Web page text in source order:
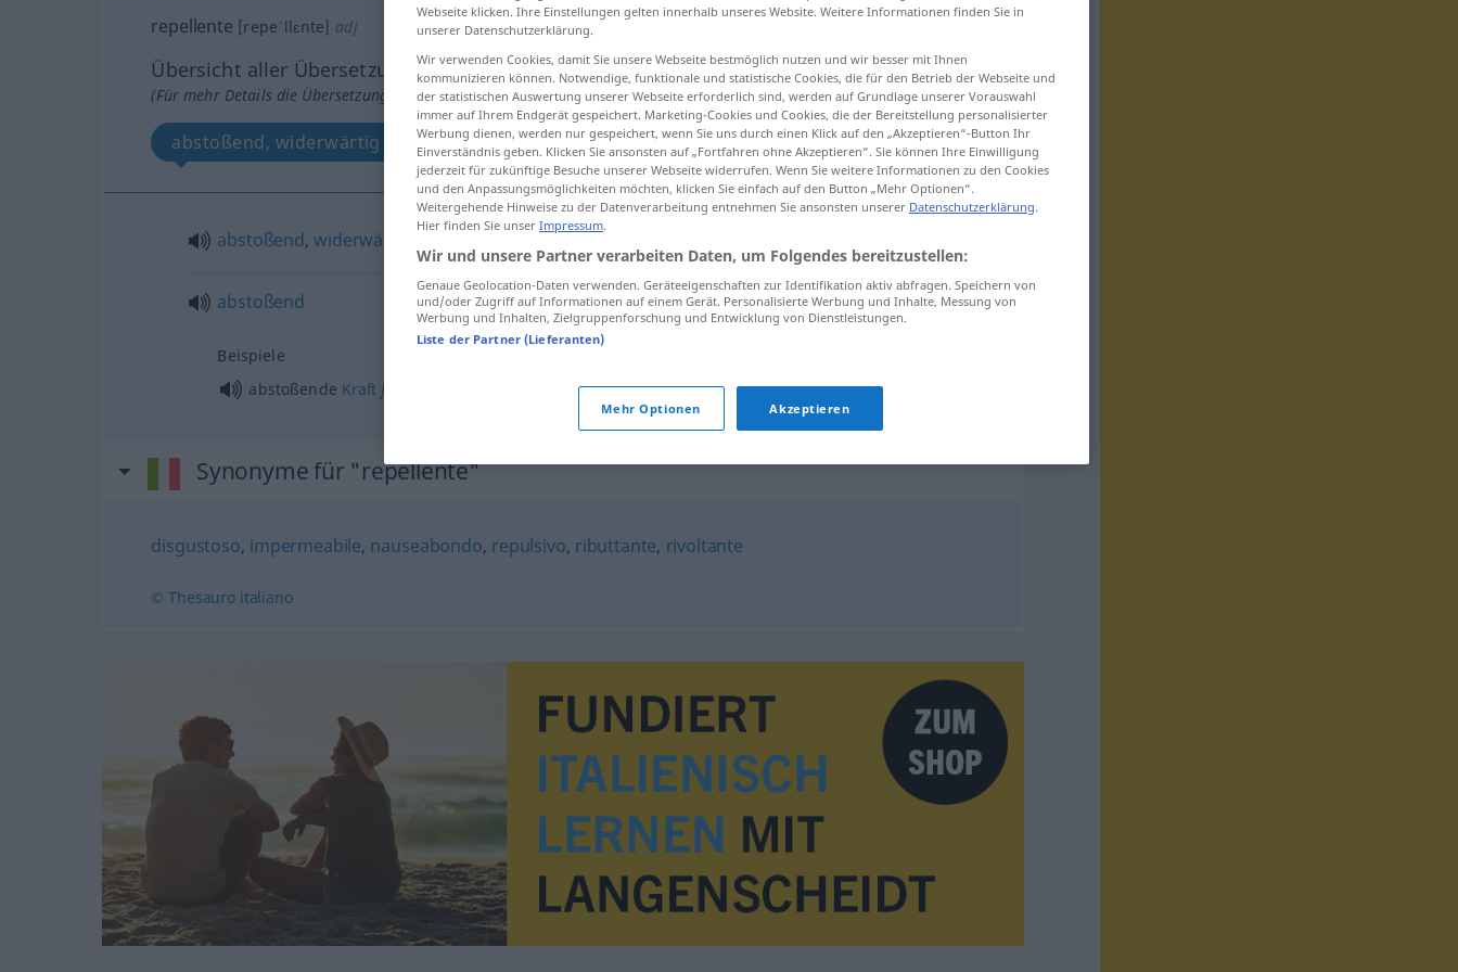
repellente [repeˈllɛnte] adj
Übersicht aller Übersetzungen
(Für mehr Details die Übersetzung anklicken/antippen)
abstoßend, widerwärtig abstoßend
abstoßend,widerwärtig
abstoßend repellente
Beispiele
abstoßende Kraft f forzarepellente
Synonyme für "repellente"
disgustoso, impermeabile, nauseabondo, repulsivo, ributtante, rivoltante
© Thesauro italiano
Webseite klicken. Ihre Einstellungen gelten innerhalb unseres Website. Weitere Informationen finden Sie in
unserer Datenschutzerklärung.
Wir verwenden Cookies, damit Sie unsere Webseite bestmöglich nutzen und wir besser mit Ihnen
kommunizieren können. Notwendige, funktionale und statistische Cookies, die für den Betrieb der Webseite und
der statistischen Auswertung unserer Webseite erforderlich sind, werden auf Grundlage unserer Vorauswahl
immer auf Ihrem Endgerät gespeichert. Marketing-Cookies und Cookies, die der Bereitstellung personalisierter
Werbung dienen, werden nur gespeichert, wenn Sie uns durch einen Klick auf den „Akzeptieren“-Button Ihr
Einverständnis geben. Klicken Sie ansonsten auf „Fortfahren ohne Akzeptieren“. Sie können Ihre Einwilligung
jederzeit für zukünftige Besuche unserer Webseite widerrufen. Wenn Sie weitere Informationen zu den Cookies
und den Anpassungsmöglichkeiten möchten, klicken Sie einfach auf den Button „Mehr Optionen“.
Weitergehende Hinweise zu der Datenverarbeitung entnehmen Sie ansonsten unserer Datenschutzerklärung.
Hier finden Sie unser Impressum.
Wir und unsere Partner verarbeiten Daten, um Folgendes bereitzustellen:
Genaue Geolocation-Daten verwenden. Geräteeigenschaften zur Identifikation aktiv abfragen. Speichern von
und/oder Zugriff auf Informationen auf einem Gerät. Personalisierte Werbung und Inhalte, Messung von
Werbung und Inhalten, Zielgruppenforschung und Entwicklung von Dienstleistungen.
Liste der Partner (Lieferanten)
Mehr Optionen Akzeptieren